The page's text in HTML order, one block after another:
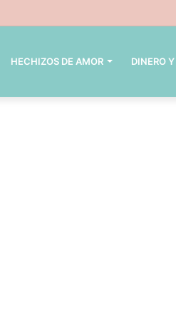
con magia negra
HECHIZOS DE AMOR DINERO